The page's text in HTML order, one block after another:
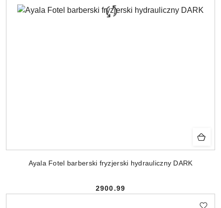
Ayala Fotel barberski fryzjerski hydrauliczny DARK
Cena:
2900.99